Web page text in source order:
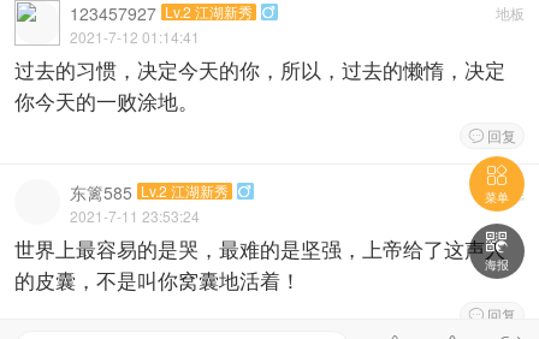
地板
123457927 Lv.2 江湖新秀 
2021-7-12 01:14:41
过去的习惯，决定今天的你，所以，过去的懒惰，决定
你今天的一败涂地。
 回复
板凳
东篱585 Lv.2 江湖新秀 
2021-7-11 23:53:24
世界上最容易的是哭，最难的是坚强，上帝给了这声人
的皮囊，不是叫你窝囊地活着！
 回复

菜单

海报